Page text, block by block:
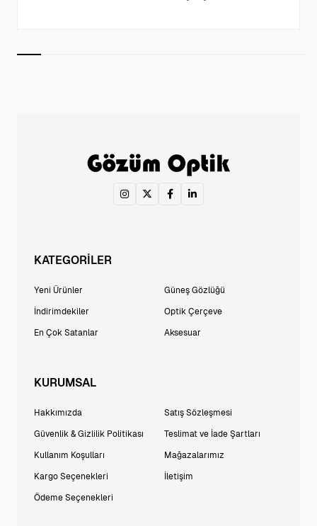
KATEGORİLER
Yeni Ürünler
İndirimdekiler
En Çok Satanlar
Güneş Gözlüğü
Optik Çerçeve
Aksesuar
KURUMSAL
Hakkımızda
Güvenlik & Gizlilik Politikası
Kullanım Koşulları
Kargo Seçenekleri
Ödeme Seçenekleri
Satış Sözleşmesi
Teslimat ve İade Şartları
Mağazalarımız
İletişim